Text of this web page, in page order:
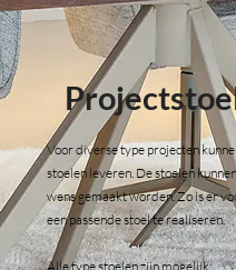
Voor diverse type projecten
stoelen leveren. De stoelen
wens gemaakt worden. Zo is er
een passende stoel te realiseren.
Alle type stoelen zijn mogelijk: